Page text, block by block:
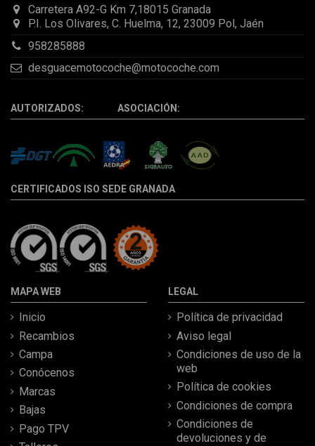
Carretera A92-G Km 7,18015 Granada
P.I. Los Olivares, C. Huelma, 12, 23009 Pol, Jaén
958285888
desguacemotocoche@motocoche.com
AUTORIZADOS: ASOCIACIÓN:
CERTIFICADOS ISO SEDE GRANADA
MAPA WEB
Inicio
Recambios
Campa
Conócenos
Marcas
Bajas
Pago TPV
LEGAL
Política de privacidad
Aviso legal
Condiciones de uso de la
web
Política de cookies
Condiciones de compra
Condiciones de
devoluciones y de